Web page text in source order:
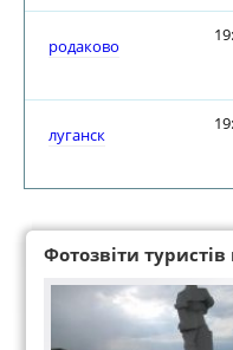
родаково
луганск
Фотозвіти туристів